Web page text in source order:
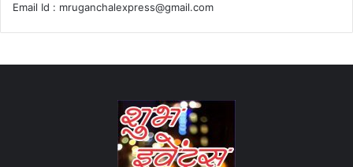
Email Id : mruganchalexpress@gmail.com